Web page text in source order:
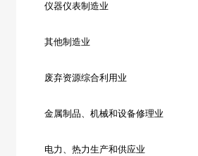
仪器仪表制造业
其他制造业
废弃资源综合利用业
金属制品、机械和设备修理业
电力、热力生产和供应业